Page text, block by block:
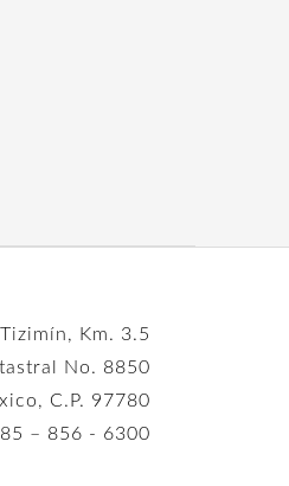
Km. 3.5
No. 8850
C.P. 97780
– 856 - 6300